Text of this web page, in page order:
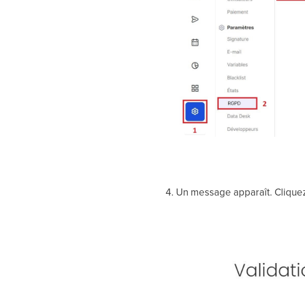
Un message apparaît.